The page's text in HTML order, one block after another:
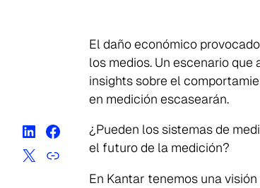
El daño económico
los medios. Un escenario
insights sobre el
en medición escasearán.
¿Pueden los sistemas de
el futuro de la medición?
En Kantar tenemos una